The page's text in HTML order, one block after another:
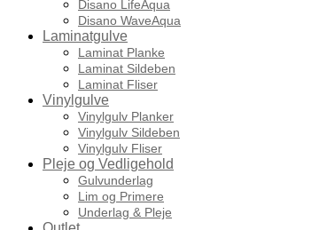
Disano LifeAqua
Disano WaveAqua
Laminatgulve
Laminat Planke
Laminat Sildeben
Laminat Fliser
Vinylgulve
Vinylgulv Planker
Vinylgulv Sildeben
Vinylgulv Fliser
Pleje og Vedligehold
Gulvunderlag
Lim og Primere
Underlag & Pleje